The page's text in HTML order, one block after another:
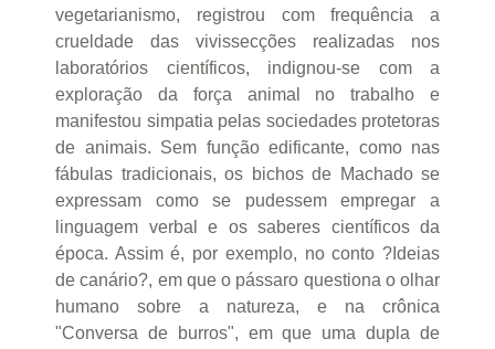
vegetarianismo, registrou com frequência a
crueldade das vivissecções realizadas nos
laboratórios científicos, indignou-se com a
exploração da força animal no trabalho e
manifestou simpatia pelas sociedades protetoras
de animais. Sem função edificante, como nas
fábulas tradicionais, os bichos de Machado se
expressam como se pudessem empregar a
linguagem verbal e os saberes científicos da
época. Assim é, por exemplo, no conto ?Ideias
de canário?, em que o pássaro questiona o olhar
humano sobre a natureza, e na crônica
"Conversa de burros", em que uma dupla de